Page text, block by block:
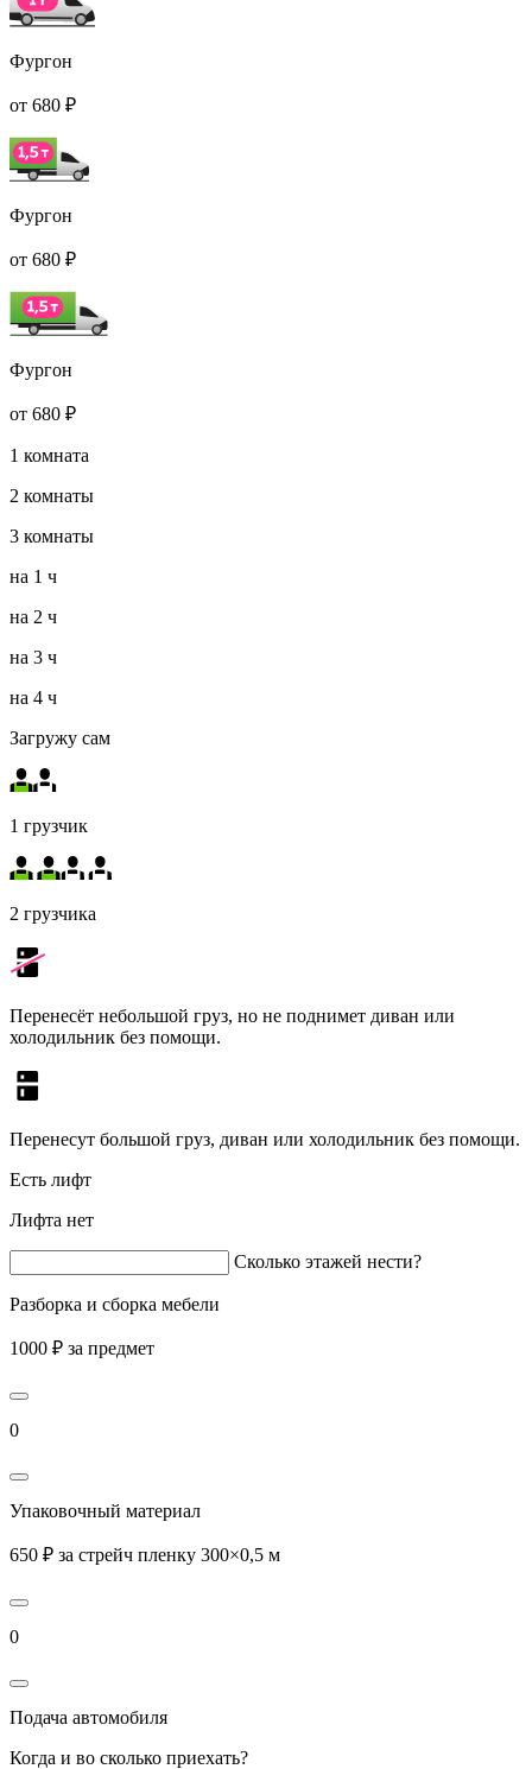
Фургон
от 680 ₽
Фургон
от 680 ₽
Фургон
от 680 ₽
1 комната
2 комнаты
3 комнаты
на 1 ч
на 2 ч
на 3 ч
на 4 ч
Загружу сам
1 грузчик
2 грузчика
Перенесёт небольшой груз, но не поднимет диван или
холодильник без помощи.
Перенесут большой груз, диван или холодильник без помощи.
Есть лифт
Лифта нет
Сколько этажей нести?
Разборка и сборка мебели
1000 ₽ за предмет
0
Упаковочный материал
650 ₽ за стрейч пленку 300×0,5 м
0
Подача автомобиля
Когда и во сколько приехать?